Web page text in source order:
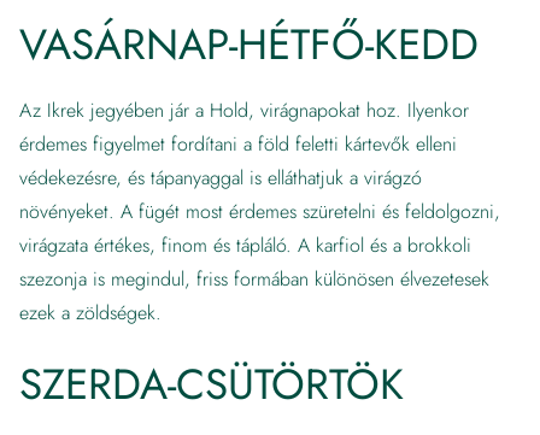
VASÁRNAP-HÉTFŐ-KEDD
Az Ikrek jegyében jár a Hold, virágnapokat hoz. Ilyenkor
érdemes figyelmet fordítani a föld feletti kártevők elleni
védekezésre, és tápanyaggal is elláthatjuk a virágzó
növényeket. A fügét most érdemes szüretelni és feldolgozni,
virágzata értékes, finom és tápláló. A karfiol és a brokkoli
szezonja is megindul, friss formában különösen élvezetesek
ezek a zöldségek.
SZERDA-CSÜTÖRTÖK